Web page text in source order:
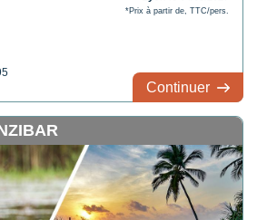
*Prix à partir de, TTC/pers.
Continuer